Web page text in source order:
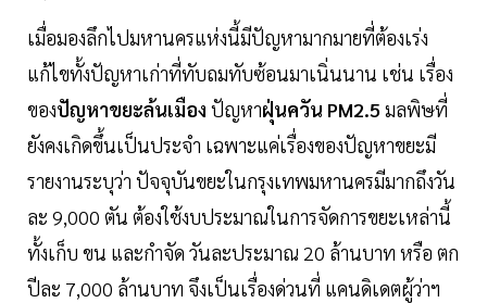
เมื่อมองลึกไปมหานครแห่งนี้มีปัญหามากมายที่ต้องเร่ง
แก้ไขทั้งปัญหาเก่าที่ทับถมทับซ้อนมาเนิ่นนาน เช่น เรื่อง
ของปัญหาขยะล้นเมือง ปัญหาฝุ่นควัน PM2.5 มลพิษที่
ยังคงเกิดขึ้นเป็นประจำ เฉพาะแค่เรื่องของปัญหาขยะมี
รายงานระบุว่า ปัจจุบันขยะในกรุงเทพมหานครมีมากถึงวัน
ละ 9,000 ตัน ต้องใช้งบประมาณในการจัดการขยะเหล่านี้
ทั้งเก็บ ขน และกำจัด วันละประมาณ 20 ล้านบาท หรือ ตก
ปีละ 7,000 ล้านบาท จึงเป็นเรื่องด่วนที่ แคนดิเดตผู้ว่าฯ